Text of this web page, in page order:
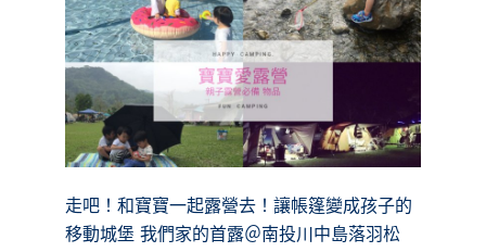
走吧！和寶寶一起露營去！讓帳篷變成孩子的
移動城堡 我們家的首露＠南投川中島落羽松